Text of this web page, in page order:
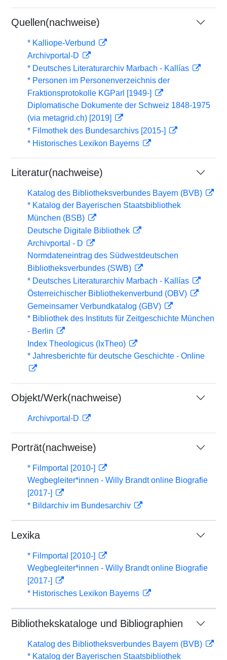
Quellen(nachweise)
* Kalliope-Verbund
Archivportal-D
* Deutsches Literaturarchiv Marbach - Kallías
* Personen im Personenverzeichnis der
Fraktionsprotokolle KGParl [1949-]
Diplomatische Dokumente der Schweiz 1848-1975
(via metagrid.ch) [2019]
* Filmothek des Bundesarchivs [2015-]
* Historisches Lexikon Bayerns
Literatur(nachweise)
Katalog des Bibliotheksverbundes Bayern (BVB)
* Katalog der Bayerischen Staatsbibliothek
München (BSB)
Deutsche Digitale Bibliothek
Archivportal - D
Normdateneintrag des Südwestdeutschen
Bibliotheksverbundes (SWB)
* Deutsches Literaturarchiv Marbach - Kallías
Österreichischer Bibliothekenverbund (OBV)
Gemeinsamer Verbundkatalog (GBV)
* Bibliothek des Instituts für Zeitgeschichte München
- Berlin
Index Theologicus (IxTheo)
* Jahresberichte für deutsche Geschichte - Online
Objekt/Werk(nachweise)
Archivportal-D
Porträt(nachweise)
* Filmportal [2010-]
Wegbegleiter*innen - Willy Brandt online Biografie
[2017-]
* Bildarchiv im Bundesarchiv
Lexika
* Filmportal [2010-]
Wegbegleiter*innen - Willy Brandt online Biografie
[2017-]
* Historisches Lexikon Bayerns
Bibliothekskataloge und Bibliographien
Katalog des Bibliotheksverbundes Bayern (BVB)
* Katalog der Bayerischen Staatsbibliothek